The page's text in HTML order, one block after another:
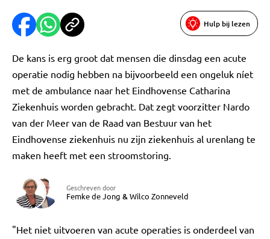
Hulp bij lezen
De kans is erg groot dat mensen die dinsdag een acute
operatie nodig hebben na bijvoorbeeld een ongeluk níet
met de ambulance naar het Eindhovense Catharina
Ziekenhuis worden gebracht. Dat zegt voorzitter Nardo
van der Meer van de Raad van Bestuur van het
Eindhovense ziekenhuis nu zijn ziekenhuis al urenlang te
maken heeft met een stroomstoring.
Geschreven door
Femke de Jong &Wilco Zonneveld
"Het niet uitvoeren van acute operaties is onderdeel van